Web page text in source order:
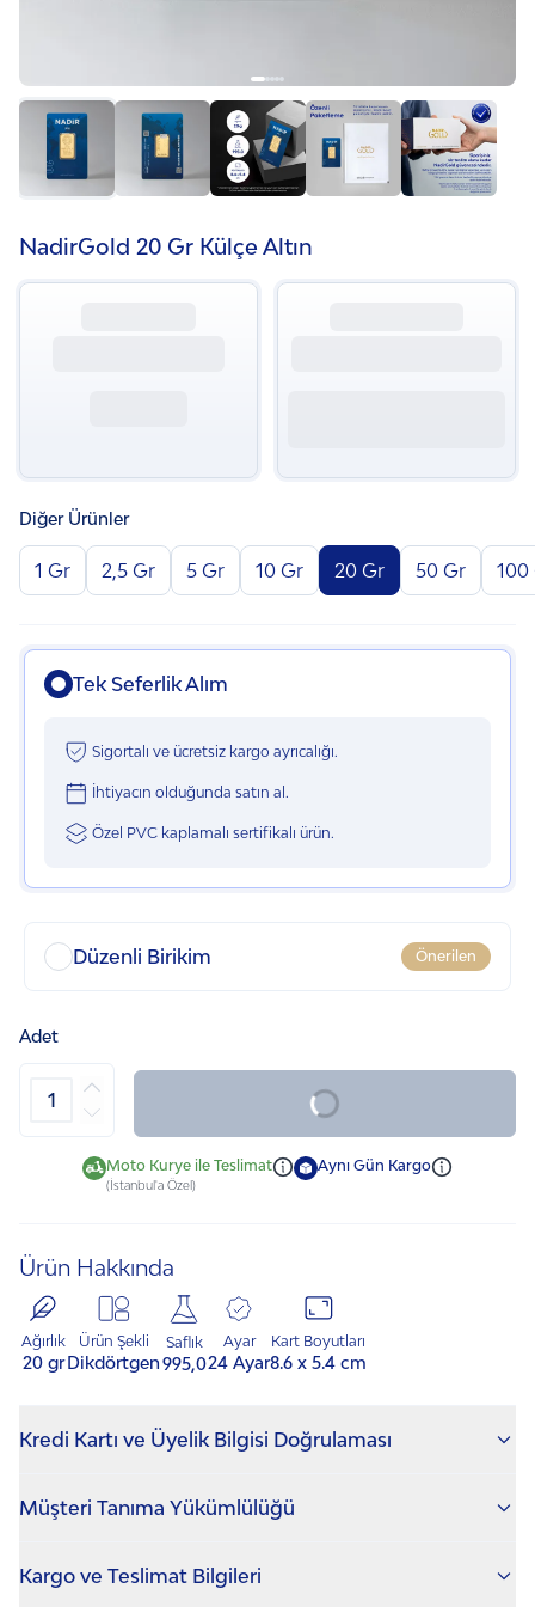
NadirGold 20 Gr Külçe Altın
Diğer Ürünler
1 Gr 2,5 Gr 5 Gr 10 Gr 20 Gr 50 Gr 100
Tek Seferlik Alım
Sigortalı ve ücretsiz kargo ayrıcalığı.
İhtiyacın olduğunda satın al.
Özel PVC kaplamalı sertifikalı ürün.
Düzenli Birikim Önerilen
Sigortalı ve ücretsiz kargo ayrıcalığı.
Talimat nasıl oluşturulur?
Adet
Yakında Stokta
Moto Kurye ile Teslimat
(İstanbul'a Özel)
Aynı Gün Kargo
Ürün Hakkında
Ağırlık
20 gr
Ürün Şekli
Dikdörtgen
Saflık
995,0
Ayar
24 Ayar
Kart Boyutları
8.6 x 5.4 cm
Kredi Kartı ve Üyelik Bilgisi Doğrulaması
üye bilgileri eşleşmediğinde, kredi kartı sahibinin
gerekmektedir. Aksi takdirde sipariş iptal edilip para
Müşteri Tanıma Yükümlülüğü
"Müşterinin Tanınmasına" ilişkin gerekli tedbirleri
Kargo ve Teslimat Bilgileri